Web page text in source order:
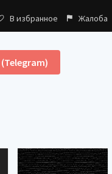
В избранное Жалоба